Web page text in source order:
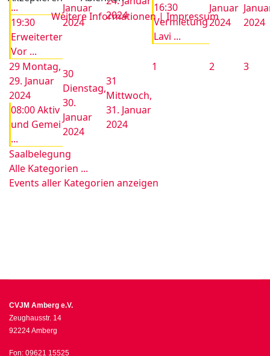
...
19:30
Erweiterter
Vor ...
Januar
2024
2024
16:30
Vermietung
Lavi ...
Januar
2024
2024
29 Montag,
29. Januar
2024
08:00 Aktiv
und Gemei
...
30
Dienstag,
30.
Januar
2024
31
Mittwoch,
31. Januar
2024
1 2 3
Saalbelegung
Alle Kategorien ...
Events aller Kategorien anzeigen
CVJM Amberg e.V.
Zeughausstr. 14
92224 Amberg
Fon: 09621 15525
Weitere Informationen| Impressum